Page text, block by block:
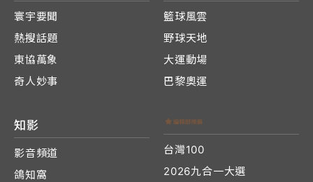
寰宇要聞
熱搜話題
東協萬象
奇人妙事
籃球風雲
野球天地
大運動場
巴黎奧運
知影
影音頻道
鴿知窩
台灣100
2026九合一大選